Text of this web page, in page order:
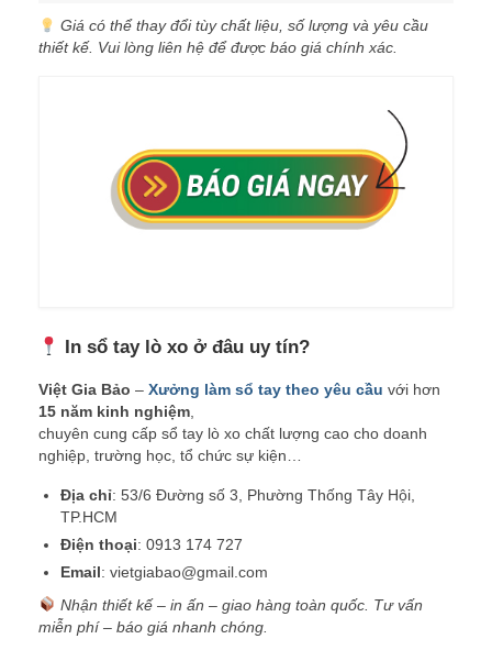
Giá có thể thay đổi tùy chất liệu, số lượng và yêu cầu
thiết kế. Vui lòng liên hệ để được báo giá chính xác.
In sổ tay lò xo ở đâu uy tín?
Việt Gia Bảo – Xưởng làm sổ tay theo yêu cầu với hơn
15 năm kinh nghiệm
chuyên cung cấp sổ tay lò xo chất lượng cao cho doanh
nghiệp, trường học, tổ chức sự kiện…
Địa chỉ: 53/6 Đường số 3, Phường Thống Tây Hội,
TP.HCM
Điện thoại: 0913 174 727
Email: vietgiabao@gmail.com
Nhận thiết kế – in ấn – giao hàng toàn quốc. Tư vấn
miễn phí – báo giá nhanh chóng.